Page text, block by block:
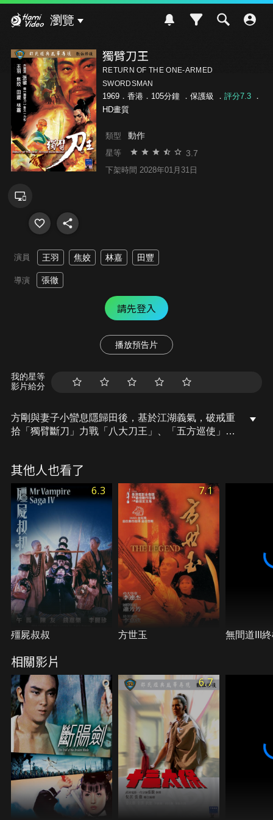
瀏覽
獨臂刀王
RETURN OF THE ONE-ARMED
SWORDSMAN
1969．香港．105分鐘 ． 保護級 ． 評分7.3．
HD畫質
類型 動作
星等 3.7
下架時間 2028年01月31日
演員 王羽 焦姣 林嘉 田豐
導演 張徹
請先登入
播放預告片
我的星等
影片給分
方剛與妻子小蠻息隱歸田後，基於江湖義氣，破戒重
拾「獨臂斷刀」力戰「八大刀王」、「五方巡使」、
其他人也看了
6.3
殭屍叔叔
7.1
方世玉 無間道III
相關影片
6.7